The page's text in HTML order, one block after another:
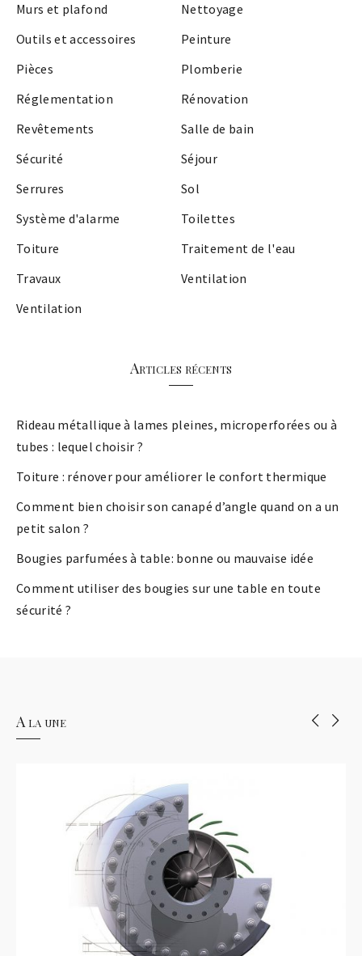
Murs et plafond
Nettoyage
Outils et accessoires
Peinture
Pièces
Plomberie
Réglementation
Rénovation
Revêtements
Salle de bain
Sécurité
Séjour
Serrures
Sol
Système d'alarme
Toilettes
Toiture
Traitement de l'eau
Travaux
Ventilation
Ventilation
Articles récents
Rideau métallique à lames pleines, microperforées ou à
tubes : lequel choisir ?
Toiture : rénover pour améliorer le confort thermique
Comment bien choisir son canapé d’angle quand on a un
petit salon ?
Bougies parfumées à table: bonne ou mauvaise idée
Comment utiliser des bougies sur une table en toute
sécurité ?
A la une